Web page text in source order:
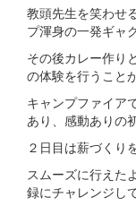
教頭先生を笑わせ
プ渾身の一発ギャ
その後カレー作り
の体験を行うこと
キャンプファイア
あり、感動ありの
２日目は薪づくり
スムーズに行えた
録にチャレンジし